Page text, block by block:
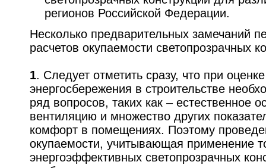
регионов Российской Федерации.
Несколько предварительных замечаний
расчетов окупаемости светопрозрачных
1. Следует отметить сразу, что при
энергосбережения в строительстве
ряд вопросов, таких как – естественное
вентиляцию и множество других
комфорт в помещениях. Поэтому
окупаемости, учитывающая применение
энергоэффективных светопрозрачных